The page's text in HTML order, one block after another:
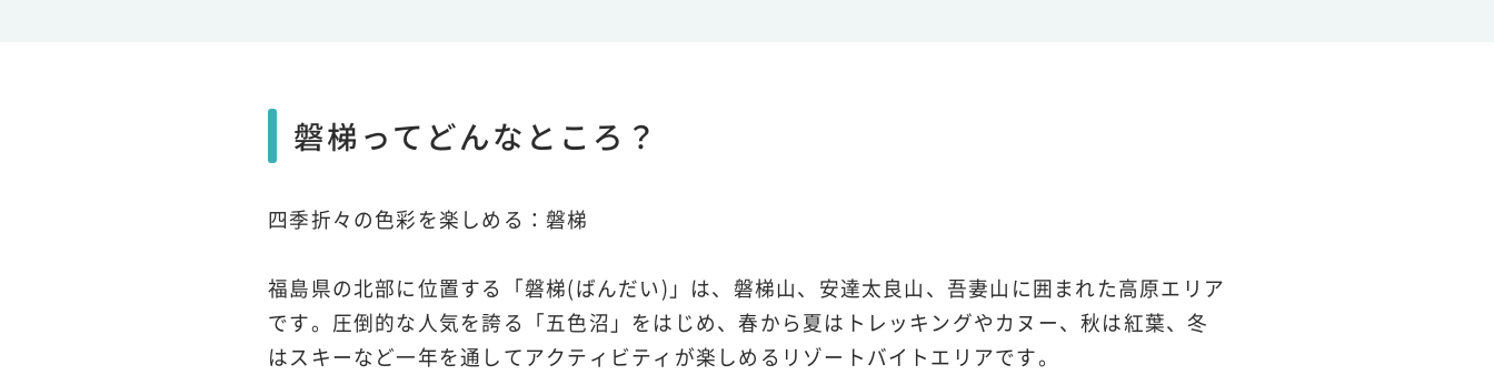
磐梯ってどんなところ？
四季折々の色彩を楽しめる：磐梯
福島県の北部に位置する「磐梯(ばんだい)」は、磐梯山、安達太良山、吾妻山に囲まれた高原エリア
です。圧倒的な人気を誇る「五色沼」をはじめ、春から夏はトレッキングやカヌー、秋は紅葉、冬
はスキーなど一年を通してアクティビティが楽しめるリゾートバイトエリアです。